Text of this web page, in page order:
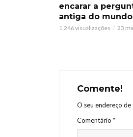
encarar a
antiga do mundo
1.246 visualizações 23
Comente!
O seu endereço
Comentário *